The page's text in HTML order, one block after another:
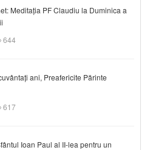
Meditația PF Claudiu la Duminica a
644
ani, Preafericite Părinte
617
Ioan Paul al II-lea pentru un